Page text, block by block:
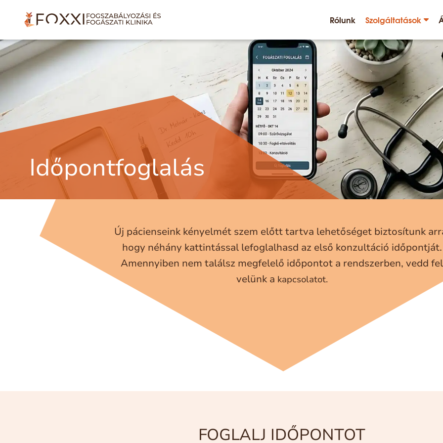
Rólunk Szolgáltatások
Időpontfoglalás
Új pácienseink kényelmét szem előtt tartva lehetőséget biztosítunk
hogy néhány kattintással lefoglalhasd az első konzultáció időpontját.
Amennyiben nem találsz megfelelő időpontot a rendszerben, vedd fel
velünk a kapcsolatot.
FOGLALJ IDŐPONTOT